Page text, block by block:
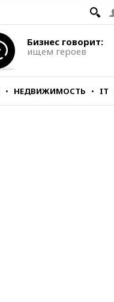
Бизнес говорит:
ищем героев
НЕДВИЖИМОСТЬ IT